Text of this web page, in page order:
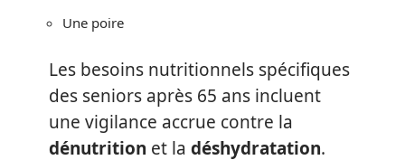
Une poire
Les besoins nutritionnels spécifiques
des seniors après 65 ans incluent
une vigilance accrue contre la
dénutrition et la déshydratation.